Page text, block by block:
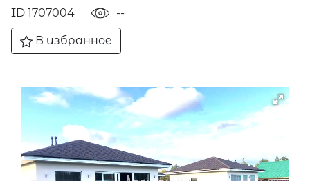
ID 1707004 --
В избранное